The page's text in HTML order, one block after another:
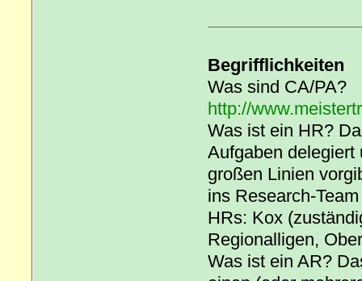
Begrifflichkeiten
Was sind CA/PA?
http://
Was ist ein HR?
Aufgaben delegiert
großen Linien
ins Research-
HRs: Kox
Regionalligen,
Was ist ein AR?